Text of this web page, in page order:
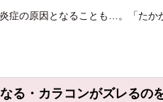
症の原因となることも…。「たか
る・カラコンがズレるの